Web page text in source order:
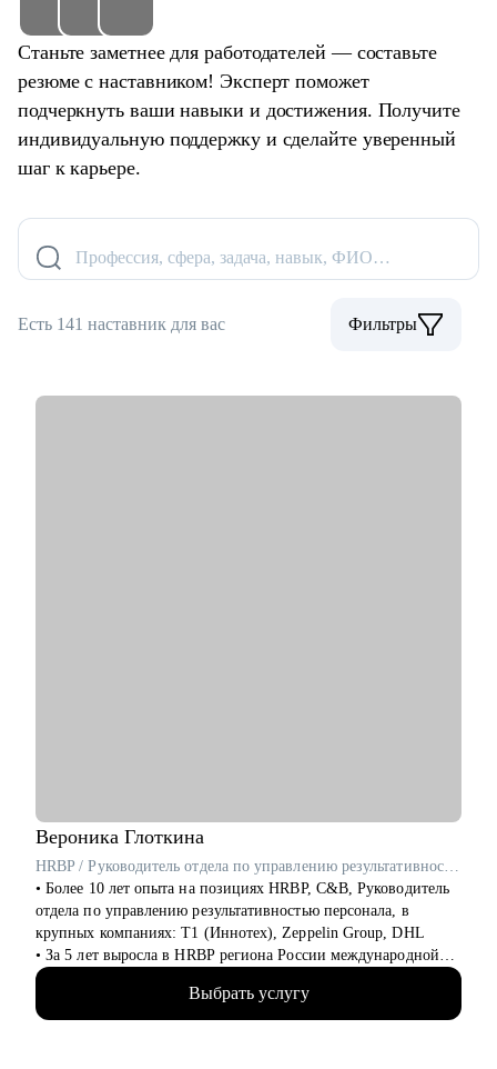
Станьте заметнее для работодателей — составьте
резюме с наставником! Эксперт поможет
подчеркнуть ваши навыки и достижения. Получите
индивидуальную поддержку и сделайте уверенный
шаг к карьере.
Профессия, сфера, задача, навык, ФИО…
Есть 141 наставник для вас Фильтры
Вероника Глоткина
HRBP / Руководитель отдела по управлению результативностью персонала / ex-T1 Иннотех, DHL, Zeppelin Group
• Более 10 лет опыта на позициях HRBP, C&B, Руководитель
отдела по управлению результативностью персонала, в
крупных компаниях: Т1 (Иннотех), Zeppelin Group, DHL
• За 5 лет выросла в HRBP региона России международной
компании
• Я знаю, какие навыки и знания необходимы для успешного
карьерного роста в продажах, ИТ и логистике
Выбрать услугу